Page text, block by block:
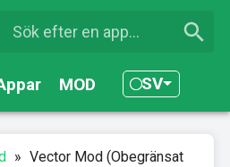
MOD SV
» Vector Mod (Obegränsat